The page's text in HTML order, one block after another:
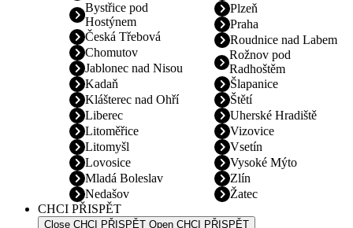
Bystřice pod
Hostýnem
Česká Třebová
Chomutov
Jablonec nad Nisou
Kadaň
Klášterec nad Ohří
Liberec
Litoměřice
Litomyšl
Lovosice
Mladá Boleslav
Nedašov
Plzeň
Praha
Roudnice nad Labem
Rožnov pod
Radhoštěm
Šlapanice
Štětí
Uherské Hradiště
Vizovice
Vsetín
Vysoké Mýto
Zlín
Žatec
CHCI PŘISPĚT
Close CHCI PŘISPĚT Open CHCI PŘISPĚT